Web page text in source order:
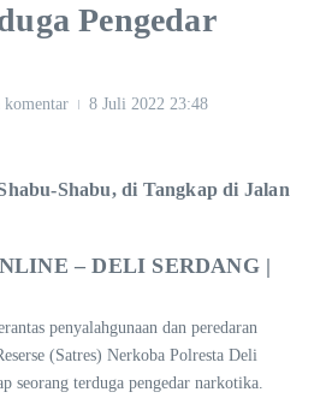
Pengedar
komentar 8 Juli 2022 23:48
Shabu, di Tangkap di Jalan
– DELI SERDANG |
penyalahgunaan dan peredaran
(Satres) Nerkoba Polresta Deli
seorang terduga pengedar narkotika.